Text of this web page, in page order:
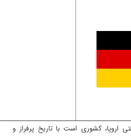
اروپا، کشوری است با تاریخ پرفراز و